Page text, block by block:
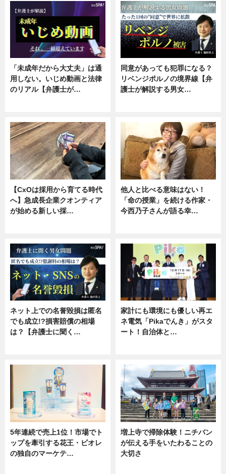
「未成年だから大丈夫」は通
用しない。いじめ動画と法律
のリアル【弁護士が…
同意があっても犯罪になる？
リベンジポルノの境界線【弁
護士が解説する男女…
【CxOは採用から育てる時代
へ】急成長企業クオンティア
が始める新しい採…
他人と比べる意味はない！
「命の授業」を続ける作家・
今西乃子さんが語る幸…
ネット上での名誉毀損は匿名
でも成立!?損害賠償の相場
は？【弁護士に聞く…
家計にも環境にも優しい再エ
ネ電気「Pikaでんき」がスタ
ート！自治体と…
5年連続で売上1位！市場でト
ップを牽引する花王・ビオレ
の独自のマーケテ…
増上寺で掃除体験！ニチバン
が伝える手をいたわることの
大切さ